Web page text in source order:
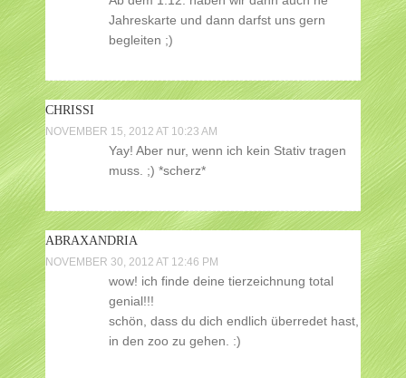
Jahreskarte und dann darfst uns gern
begleiten ;)
CHRISSI
NOVEMBER 15, 2012 AT 10:23 AM
Yay! Aber nur, wenn ich kein Stativ tragen
muss. ;) *scherz*
ABRAXANDRIA
NOVEMBER 30, 2012 AT 12:46 PM
wow! ich finde deine tierzeichnung total
genial!!!
schön, dass du dich endlich überredet hast,
in den zoo zu gehen. :)